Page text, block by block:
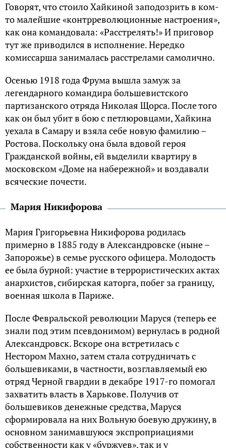
Говорят, что стоило Хайкиной заподозрить в ком-
то малейшие «контрреволюционные настроения»,
как она командовала: «Расстрелять!» И приговор
тут же приводился в исполнение. Нередко
комиссарша занималась расстрелами самолично.
Осенью 1918 года Фрума вышла замуж за
легендарного командира большевистского
партизанского отряда Николая Щорса. После того
как он был убит в бою с петлюровцами, Хайкина
уехала в Самару и взяла себе новую фамилию –
Ростова. Поскольку она была вдовой героя
Гражданской войны, ей выделили квартиру в
московском «Доме на набережной» и воздавали
всяческие почести.
Мария Никифорова
Мария Григорьевна Никифорова родилась
примерно в 1885 году в Александровске (ныне –
Запорожье) в семье русского офицера. Молодость
ее была бурной: участие в террористических актах
анархистов, сибирская каторга, побег за границу,
военная школа в Париже.
После Февральской революции Маруся (теперь ее
знали под этим псевдонимом) вернулась в родной
Александровск. Вскоре она встретилась с
Нестором Махно, затем стала сотрудничать с
большевиками, в частности, возглавляемый ею
отряд Черной гвардии в декабре 1917-го помогал
захватить власть в Харькове. Получив от
большевиков денежные средства, Маруся
сформировала на них Вольную боевую дружину, в
основном занимавшуюся экспроприациями
собственности как у «буржуев», так и у